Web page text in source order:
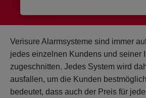
WASSERMELDER
SOS & ÜBERFALL
GUARDIAN
Verisure Alarmsysteme sind immer
jedes einzelnen Kundens und seiner
zugeschnitten. Jedes System wird
ausfallen, um die Kunden
bedeutet, dass auch der Preis für